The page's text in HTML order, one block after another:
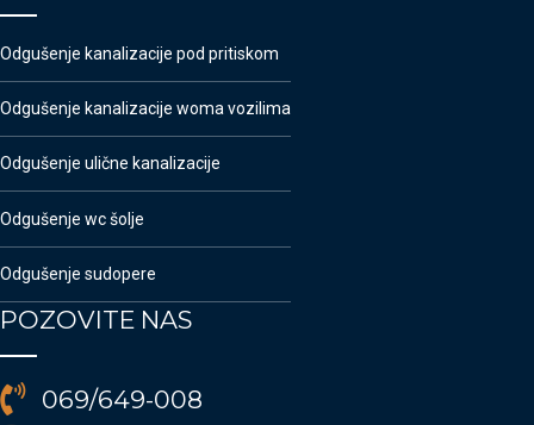
Odgušenje kanalizacije pod pritiskom
Odgušenje kanalizacije woma vozilima
Odgušenje ulične kanalizacije
Odgušenje wc šolje
Odgušenje sudopere
POZOVITE NAS
069/649-008